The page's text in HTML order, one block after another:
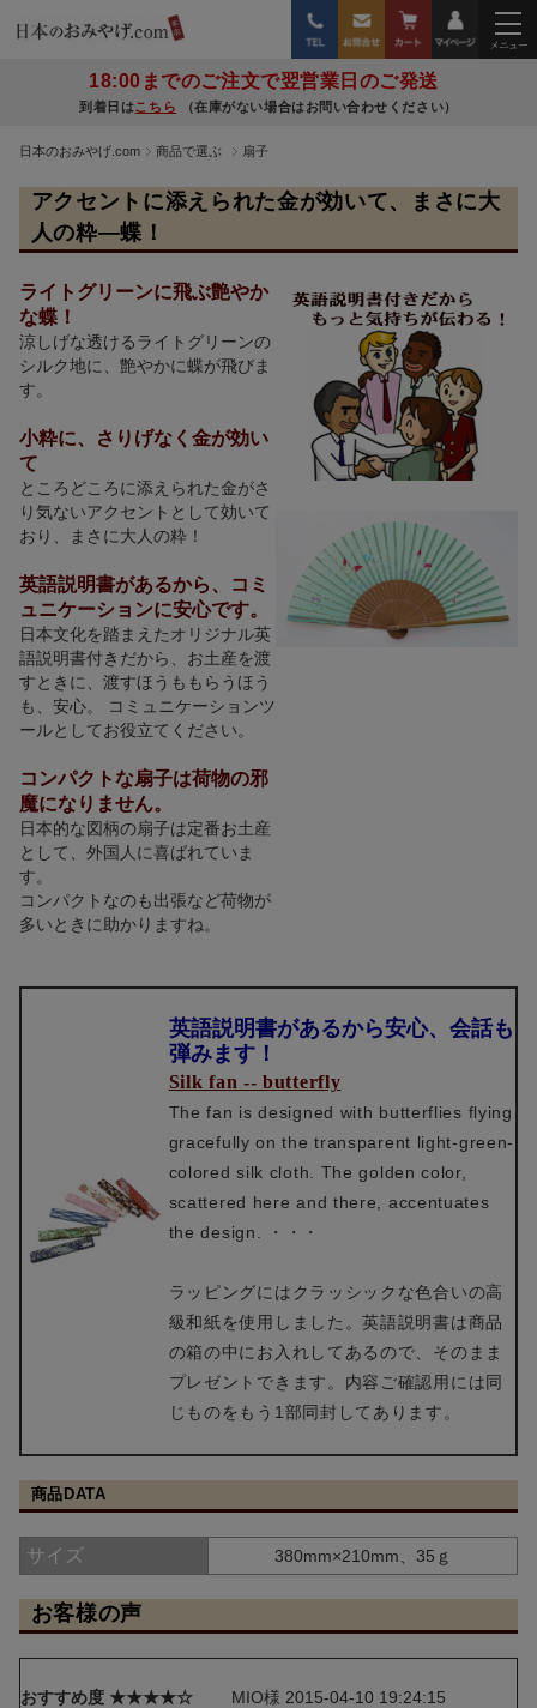
18:00までのご注文で翌営業日のご発送
到着日はこちら （在庫がない場合はお問い合わせください）
日本のおみやげ.com 商品で選ぶ 扇子
アクセントに添えられた金が効いて、まさに大
人の粋―蝶！
ライトグリーンに飛ぶ艶やか
な蝶！
涼しげな透けるライトグリーンの
シルク地に、艶やかに蝶が飛びま
す。
小粋に、さりげなく金が効い
て
ところどころに添えられた金がさ
り気ないアクセントとして効いて
おり、まさに大人の粋！
英語説明書があるから、コミ
ュニケーションに安心です。
日本文化を踏まえたオリジナル英
語説明書付きだから、お土産を渡
すときに、渡すほうももらうほう
も、安心。 コミュニケーションツ
ールとしてお役立てください。
コンパクトな扇子は荷物の邪
魔になりません。
日本的な図柄の扇子は定番お土産
として、外国人に喜ばれていま
す。
コンパクトなのも出張など荷物が
多いときに助かりますね。
英語説明書があるから安心、会話も
弾みます！
Silk fan -- butterfly
The fan is designed with butterflies flying
gracefully on the transparent light-green-
colored silk cloth. The golden color,
scattered here and there, accentuates
the design. ・・・
ラッピングにはクラッシックな色合いの高
級和紙を使用しました。英語説明書は商品
の箱の中にお入れしてあるので、そのまま
プレゼントできます。内容ご確認用には同
じものをもう1部同封してあります。
商品DATA
サイズ 380mm×210mm、35ｇ
お客様の声
おすすめ度 ★★★★☆MIO様 2015-04-10 19:24:15